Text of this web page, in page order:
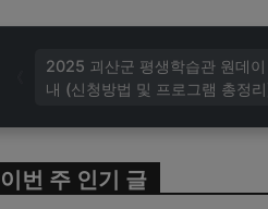
2025 괴산군 평생학습관 원데
내 (신청방법 및 프로그램 총정
이번 주 인기 글